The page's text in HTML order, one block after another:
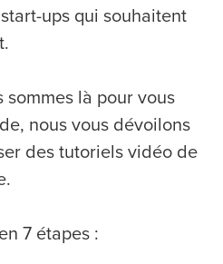
ups qui souhaitent
sommes là pour vous
nous vous dévoilons
des tutoriels vidéo de
7 étapes :